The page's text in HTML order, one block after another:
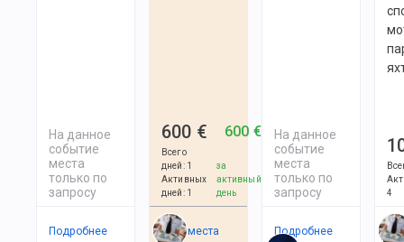
На данное
событие
места
только по
запросу
Подробнее
600 €
Всего
дней: 1
Активных
дней: 1
600 €
за
активный
день
Есть места
На данное
событие
места
только по
запросу
Подробнее
4